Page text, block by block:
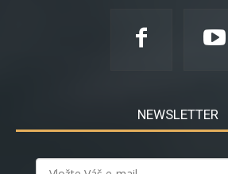
NEWSLETTER